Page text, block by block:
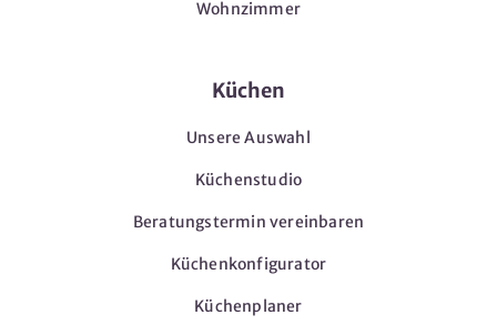
Wohnzimmer
Küchen
Unsere Auswahl
Küchenstudio
Beratungstermin vereinbaren
Küchenkonfigurator
Küchenplaner